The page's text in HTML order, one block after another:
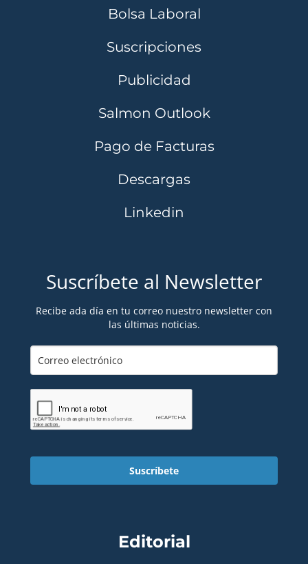
Bolsa Laboral
Suscripciones
Publicidad
Salmon Outlook
Pago de Facturas
Descargas
Linkedin
Suscríbete al Newsletter
Recibe ada día en tu correo nuestro newsletter con
las últimas noticias.
Suscríbete
Editorial